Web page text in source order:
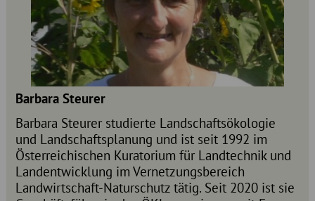
Barbara Steurer
Barbara Steurer studierte Landschaftsökologie
und Landschaftsplanung und ist seit 1992 im
Österreichischen Kuratorium für Landtechnik und
Landentwicklung im Vernetzungsbereich
Landwirtschaft-Naturschutz tätig. Seit 2020 ist sie